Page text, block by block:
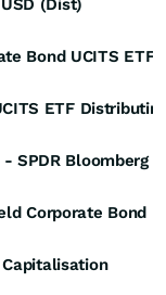
(Dist)
Bond UCITS ETF
ETF Distributing
- SPDR Bloomberg
Corporate Bond